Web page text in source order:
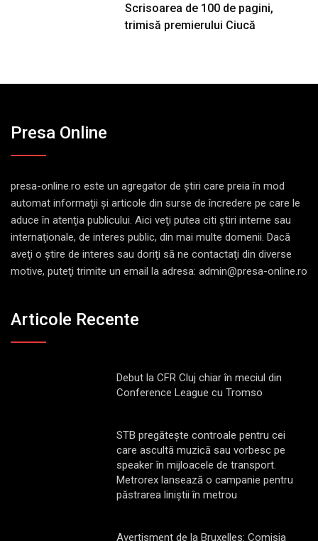
Scrisoarea de 100 de pagini,
trimisă premierului Ciucă
Presa Online
presa-online.ro este un agregator de ştiri care preia în mod
automat informaţii şi articole din surse de încredere pe care le
aduce în atenţia publicului. Aici veţi putea citi ştiri interne sau
internaţionale, de interes public, din mai multe domenii. Dacă
aveţi o ştire de interes sau doriţi să ne contactaţi din diverse
motive, puteţi trimite un email la adresa: admin@presa-online.ro
Articole Recente
Debut la CFR Cluj chiar în meciul din
Conference League cu Tromso
STB pregătește controale pentru cei
care ascultă muzică sau vorbesc pe
speaker în mijloacele de transport.
Metrorex lansează o campanie pentru
păstrarea liniștii în metrou
Avertisment de la Bruxelles: Comisia